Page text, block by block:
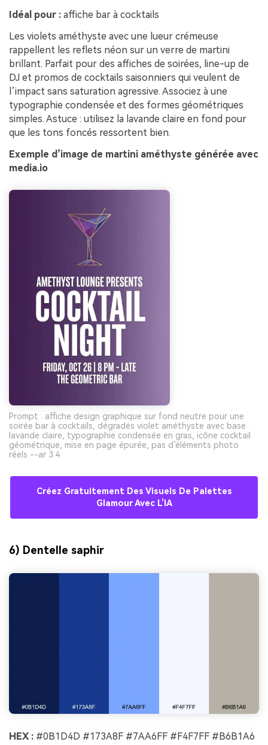
Idéal pour : affiche bar à cocktails
Les violets améthyste avec une lueur crémeuse
rappellent les reflets néon sur un verre de martini
brillant. Parfait pour des affiches de soirées, line-up de
DJ et promos de cocktails saisonniers qui veulent de
l’impact sans saturation agressive. Associez à une
typographie condensée et des formes géométriques
simples. Astuce : utilisez la lavande claire en fond pour
que les tons foncés ressortent bien.
Exemple d’image de martini améthyste générée avec
media.io
Prompt : affiche design graphique sur fond neutre pour une
soirée bar à cocktails, dégradés violet améthyste avec base
lavande claire, typographie condensée en gras, icône cocktail
géométrique, mise en page épurée, pas d’éléments photo
réels --ar 3:4
Créez Gratuitement Des Visuels De Palettes
Glamour Avec L’IA
6) Dentelle saphir
HEX : #0B1D4D #173A8F #7AA6FF #F4F7FF #B6B1A6